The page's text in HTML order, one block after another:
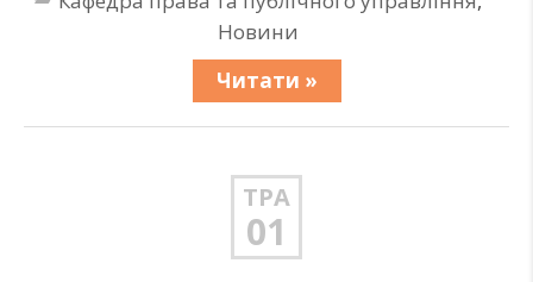
Новини
Читати »
ТРА
01